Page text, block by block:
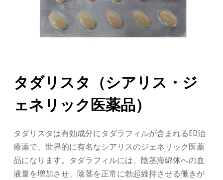
タダリスタ（シアリス・ジ
ェネリック医薬品）
タダリスタは有効成分にタダラフィルが含まれるED治
療薬で、世界的に有名なシアリスのジェネリック医薬
品になります。タダラフィルには、陰茎海綿体への血
液量を増加させ、陰茎を正常に勃起維持させる働きが